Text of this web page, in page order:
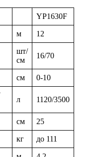
YP1630F
м 12
шт/
см
16/70
см 0-10
л 1120/3500
см 25
кг до 111